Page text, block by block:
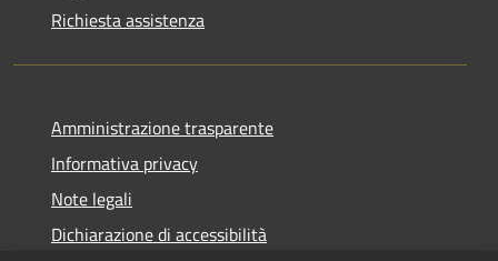
Richiesta assistenza
Amministrazione trasparente
Informativa privacy
Note legali
Dichiarazione di accessibilità